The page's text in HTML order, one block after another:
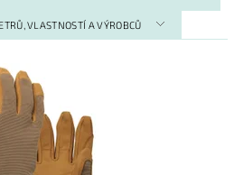
VLASTNOSTÍ A VÝROBCŮ